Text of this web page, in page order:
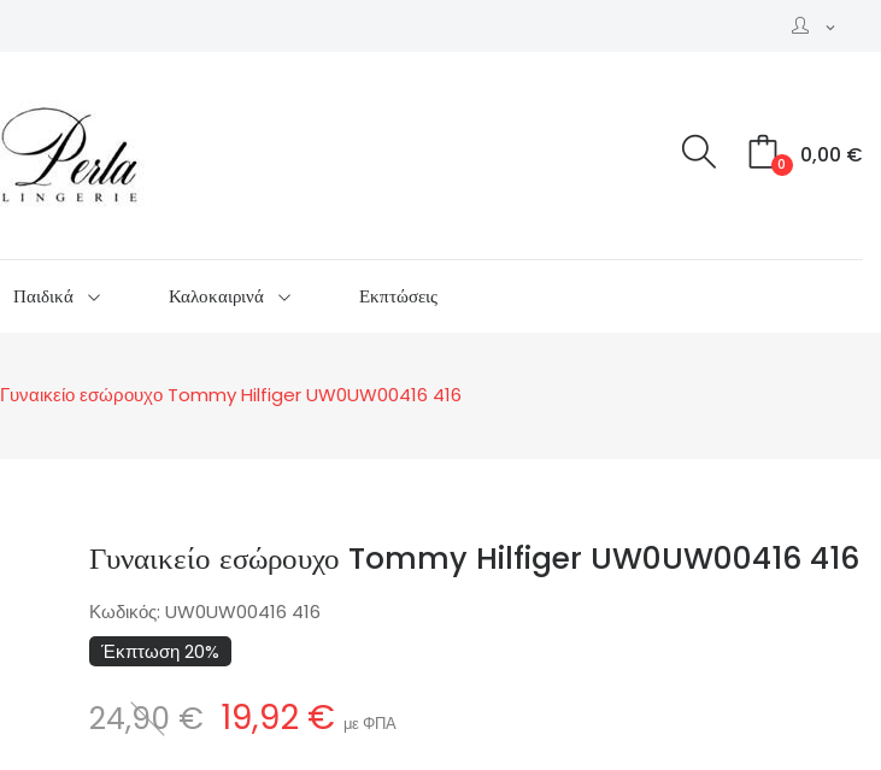
expand_more
0,00 €
0
Παιδικά Καλοκαιρινά Εκπτώσεις
Γυναικείο εσώρουχο Tommy Hilfiger UW0UW00416 416
Γυναικείο εσώρουχο Tommy Hilfiger UW0UW00416 416
Κωδικός: UW0UW00416 416
Έκπτωση 20%
24,90 € 19,92 € με ΦΠΑ